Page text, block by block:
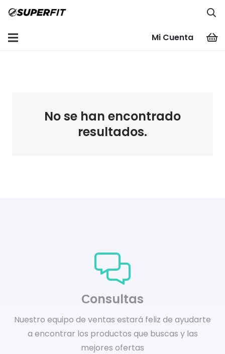
Mi Cuenta
No se han encontrado
resultados.
Сonsultas
Nuestro equipo de ventas estará feliz de ayudarte
a encontrar los productos que buscas y las
mejores ofertas